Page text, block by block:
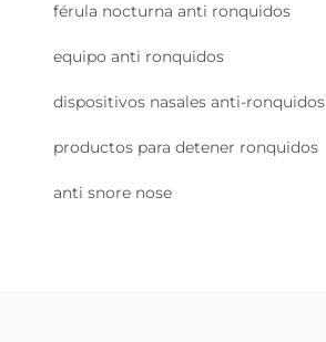
férula nocturna anti ronquidos
equipo anti ronquidos
dispositivos nasales anti-ronquidos
productos para detener ronquidos
anti snore nose